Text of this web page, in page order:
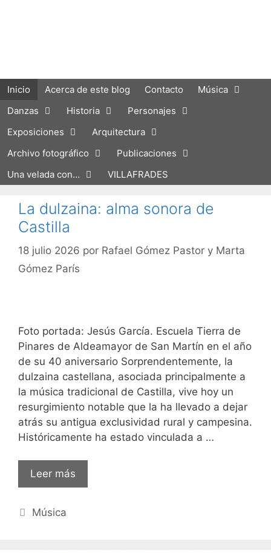
Inicio Acerca de este blog Contacto
Música
Danzas
Historia
Personajes
Exposiciones
Arquitectura
Archivo fotográfico
Publicaciones
Una velada con…
VILLAFRADES
La dulzaina: alma sonora de
Castilla
18 julio 2026 por Rafael Gómez Pastor y Marta
Gómez París
Foto portada: Jesús García. Escuela Tierra de
Pinares de Aldeamayor de San Martín en el año
de su 40 aniversario Sorprendentemente, la
dulzaina castellana, asociada principalmente a
la música tradicional de Castilla, vive hoy un
resurgimiento notable que la ha llevado a dejar
atrás su antigua exclusividad rural y campesina.
Históricamente ha estado vinculada a …
Leer más
Categorías
Música